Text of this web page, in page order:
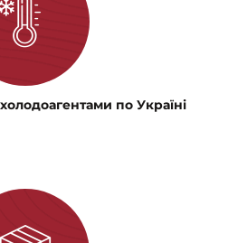
по Україні